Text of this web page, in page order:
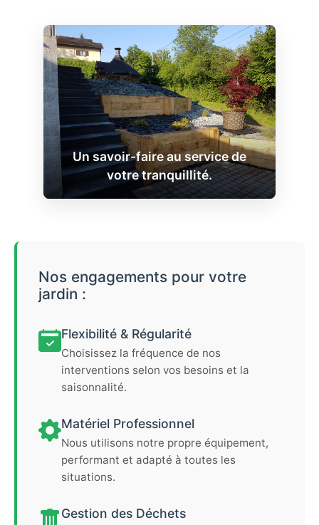
Un savoir-faire au service de
votre tranquillité.
Nos engagements pour votre
jardin :
Flexibilité & Régularité
Choisissez la fréquence de nos
interventions selon vos besoins et la
saisonnalité.
Matériel Professionnel
Nous utilisons notre propre équipement,
performant et adapté à toutes les
situations.
Gestion des Déchets